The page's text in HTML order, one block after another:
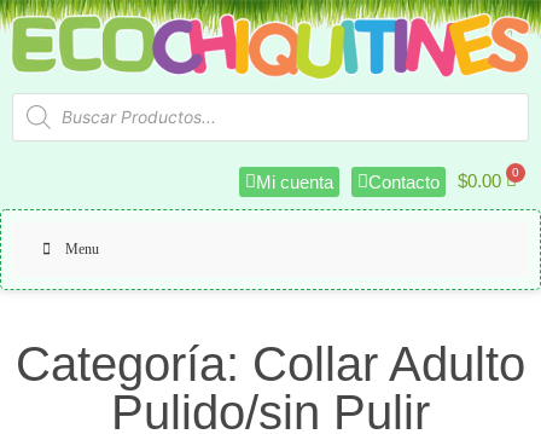
Mi cuenta Contacto $0.00
Menu
Categoría: Collar Adulto
Pulido/sin Pulir